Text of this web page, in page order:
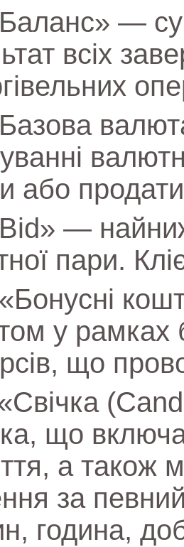
—
всіх
або
—
пари.
«Бонусні
у рамках
що
що
а також
за
година,